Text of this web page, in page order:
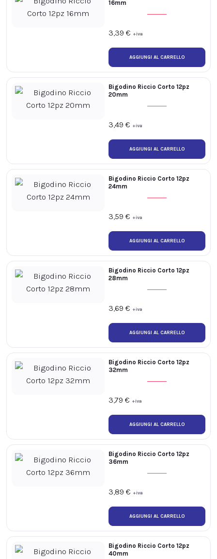
3,39 € +iva
16mm
3,49 € +iva
Bigodino Riccio Corto 12pz
20mm
3,59 € +iva
Bigodino Riccio Corto 12pz
24mm
3,69 € +iva
Bigodino Riccio Corto 12pz
28mm
3,79 € +iva
Bigodino Riccio Corto 12pz
32mm
3,89 € +iva
Bigodino Riccio Corto 12pz
36mm
Bigodino Riccio Corto 12pz
40mm